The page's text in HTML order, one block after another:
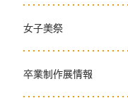
女子美祭
卒業制作展情報